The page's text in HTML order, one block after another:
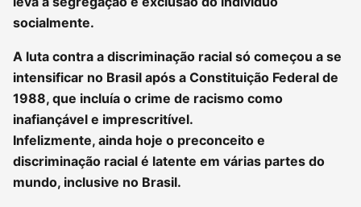
socialmente.
A luta contra a discriminação racial só começou a se
intensificar no Brasil após a Constituição Federal de
1988, que incluía o crime de racismo como
inafiançável e imprescritível.
Infelizmente, ainda hoje o preconceito e
discriminação racial é latente em várias partes do
mundo, inclusive no Brasil.